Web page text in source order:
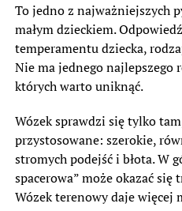
To jedno z najważniejszych
małym dzieckiem.
temperamentu dziecka,
Nie ma jednego najlepszego
których warto uniknąć.
Wózek sprawdzi się tylko
przystosowane: szerokie,
stromych podejść i błota. W
spacerowa” może okazać się
Wózek terenowy daje więcej